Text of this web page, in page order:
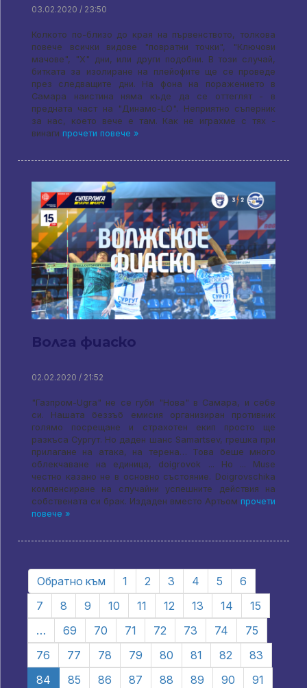
03.02.2020 / 23:50
Колкото по-близо до края на първенството, толкова
повече всички видове "повратни точки", "Ключови
мачове", "X" дни, или други подобни. В този случай,
битката за изолиране на плейофите ще се проведе
през следващите дни. На фона на поражението в
Самара наистина няма къде да се оттеглят - в
предната част на "Динамо-LO". Неприятно съперник
за нас, което вече е там. Как не играхме с тях -
винаги прочети повече »
Волга фиаско
02.02.2020 / 21:52
"Газпром-Ugra" не се губи "Нова" в Самара, и себе
си. Нашата беззъб емисия организиран противник
голямо посрещане и страхотен екип просто ще
разкъса Сургут. Но даден шанс Samartsev, грешка при
прилагане на атака, на терена… Това беше много
облекчаване на единица, doigrovok ... Но ... Muse
честно казано не в основно състояние. Doigrovschika
компенсиране на случайни успешните действия на
собствената си брак. Издаден вместо Артьом прочети
повече »
Обратно към 1 2 3 4 5
6
7
8 9 10 11 12 13 14
15
…
69 70 71 72 73 74
75
76
77 78 79 80 81 82
83
84
85 86 87 88 89 90
91